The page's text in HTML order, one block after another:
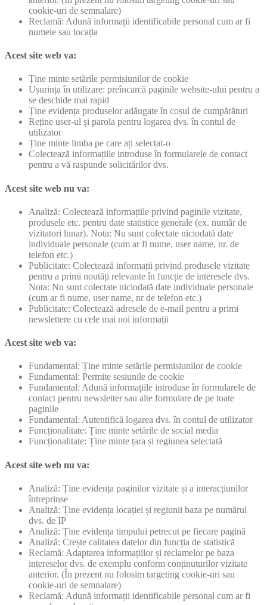
cookie-uri de semnalare)
Reclamă: Adună informații identificabile personal cum ar fi
numele sau locația
Acest site web va:
Ține minte setările permisiunilor de cookie
Ușurința în utilizare: preîncarcă paginile website-ului pentru a
se deschide mai rapid
Ține evidența produselor adăugate în coșul de cumpărături
Reține user-ul și parola pentru logarea dvs. în contul de
utilizator
Ține minte limba pe care ați selectat-o
Colectează informațiile introduse în formularele de contact
pentru a vă raspunde solicitărilor dvs.
Acest site web nu va:
Analiză: Colectează informațiile privind paginile vizitate,
produsele etc. pentru date statistice generale (ex. număr de
vizitatori lunar). Nota: Nu sunt colectate niciodată date
individuale personale (cum ar fi nume, user name, nr. de
telefon etc.)
Publicitate: Colectează informații privind produsele vizitate
pentru a primi noutăți relevante în funcție de interesele dvs.
Nota: Nu sunt colectate niciodată date individuale personale
(cum ar fi nume, user name, nr de telefon etc.)
Publicitate: Colectează adresele de e-mail pentru a primi
newslettere cu cele mai noi informații
Acest site web va:
Fundamental: Ține minte setările permisiunilor de cookie
Fundamental: Permite sesiunile de cookie
Fundamental: Adună informațiile introduse în formularele de
contact pentru newsletter sau alte formulare de pe toate
paginile
Fundamental: Autentifică logarea dvs. în contul de utilizator
Funcționalitate: Ține minte setările de social media
Funcționalitate: Ține minte țara și regiunea selectată
Acest site web nu va:
Analiză: Ține evidența paginilor vizitate și a interacțiunilor
întreprinse
Analiză: Ține evidența locației și regiunii baza pe numărul
dvs. de IP
Analiză: Ține evidența timpului petrecut pe fiecare pagină
Analiză: Crește calitatea datelor din funcția de statistică
Reclamă: Adaptarea informațiilor și reclamelor pe baza
intereselor dvs. de exemplu conform conținuturilor vizitate
anterior. (În prezent nu folosim targeting cookie-uri sau
cookie-uri de semnalare)
Reclamă: Adună informații identificabile personal cum ar fi